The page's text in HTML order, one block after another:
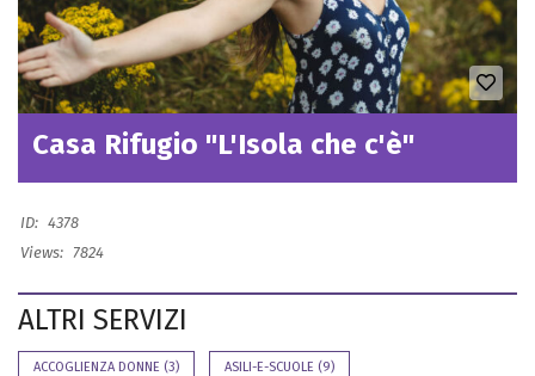
Casa Rifugio "L'Isola che c'è"
ID: 4378
Views: 7824
ALTRI SERVIZI
ACCOGLIENZA DONNE (3) ASILI-E-SCUOLE (9)